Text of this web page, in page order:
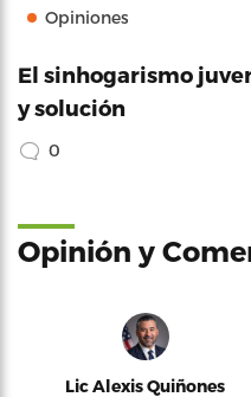
Opiniones
El sinhogarismo
y solución
0
Opinión y
Lic Alexis Quiñones